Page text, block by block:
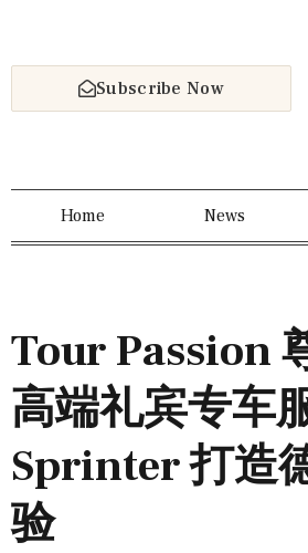
Subscribe Now
Home News
Tour Passion
高端礼宾专车
Sprinter 打造
验